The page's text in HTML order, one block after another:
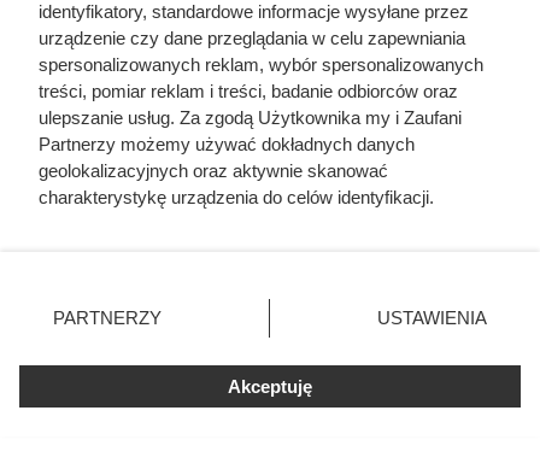
Kupiła wgniecioną puszkę z
pomidorami. Zobaczyła
spuchnięte wieczko i szybko
wrzuciła ją do kosza
Jedzenie w puszkach: zdrowe czy szkodliwe? Sprawdź
identyfikatory, standardowe informacje wysyłane przez
urządzenie czy dane przeglądania w celu zapewniania
spersonalizowanych reklam, wybór spersonalizowanych
treści, pomiar reklam i treści, badanie odbiorców oraz
ulepszanie usług. Za zgodą Użytkownika my i Zaufani
Partnerzy możemy używać dokładnych danych
geolokalizacyjnych oraz aktywnie skanować
charakterystykę urządzenia do celów identyfikacji.
zmienić/wycofać klikając przycisk ustawień prywatności
znajdujący się w lewym dolnym rogu strony
rodzaje przetwarzania danych nie wymagają zgody
użytkownika, ale masz prawo sprzeciwić się takiemu
przetwarzaniu. Preferencje będą miały zastosowania tylko
PARTNERZY USTAWIENIA
Akceptuję